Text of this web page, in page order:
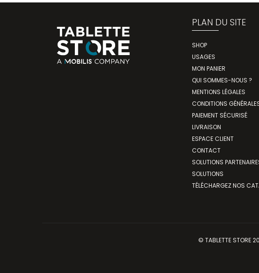
PLAN DU SITE
SHOP
USAGES
MON PANIER
QUI SOMMES-NOUS ?
MENTIONS LÉGALES
CONDITIONS
PAIEMENT SÉCURISÉ
LIVRAISON
ESPACE CLIENT
CONTACT
SOLUTIONS
SOLUTIONS
TÉLÉCHARGEZ NOS
© TABLETTE STORE